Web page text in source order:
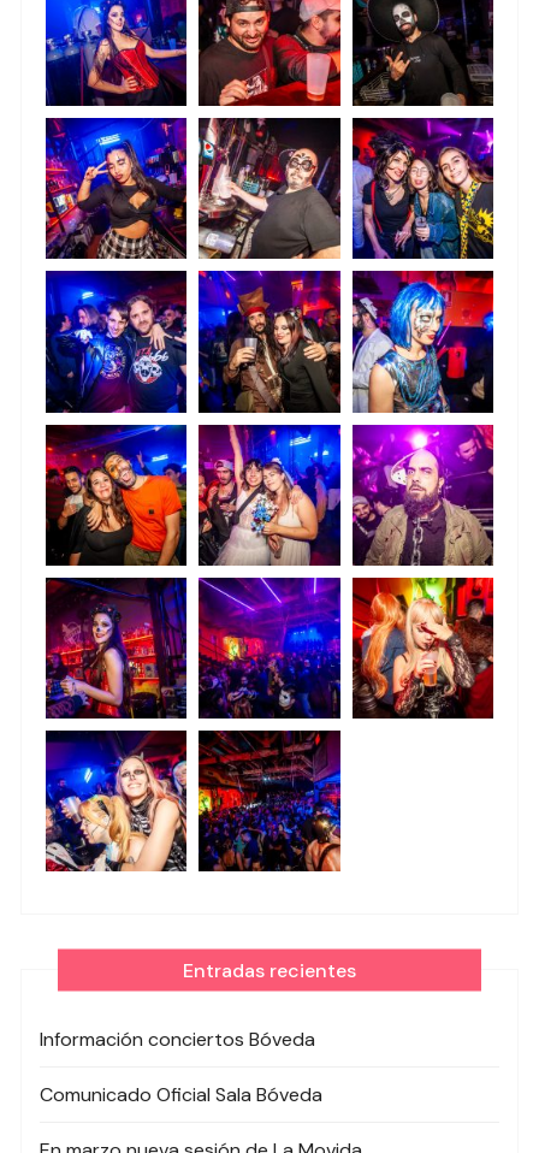
Entradas recientes
Información conciertos Bóveda
Comunicado Oficial Sala Bóveda